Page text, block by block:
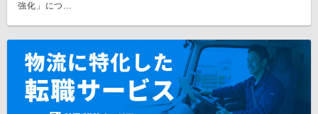
強化」につ...